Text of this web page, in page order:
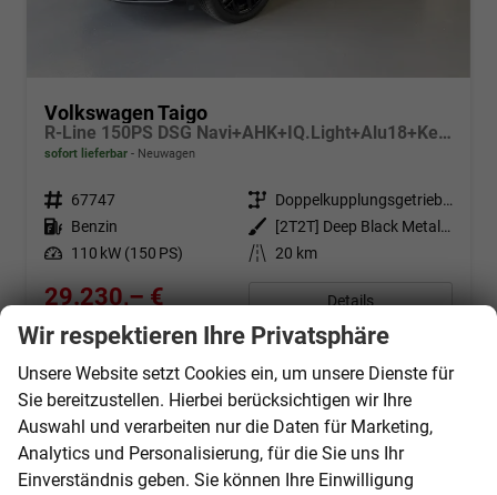
Volkswagen Taigo
R-Line 150PS DSG Navi+AHK+IQ.Light+Alu18+Keyless+Black+Sitzheiz+Kamera+ACC
sofort lieferbar Neuwagen
Fahrzeugnr. 67747 Getriebe
Doppelkupplungsgetriebe (DSG)
Kraftstoff Benzin Außenfarbe
[2T2T] Deep Black Metallic
Leistung 110 kW (150 PS) Kilometerstand 20 km
29.230,– € Details
Verbrauch kombiniert:5,80 l/100km
CO2 -Klasse: D
CO
2 -Emissionen:132,00 g/km
Wir respektieren Ihre Privatsphäre
Unsere Website setzt Cookies ein, um unsere Dienste für
Sie bereitzustellen. Hierbei berücksichtigen wir Ihre
Auswahl und verarbeiten nur die Daten für Marketing,
Analytics und Personalisierung, für die Sie uns Ihr
Einverständnis geben. Sie können Ihre Einwilligung